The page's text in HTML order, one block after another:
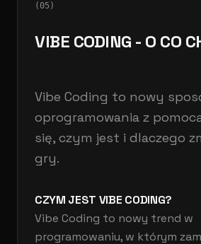
(05 )
VIBE CODING - O CO
Vibe Coding to nowy
oprogramowania z
się, czym jest i dlaczego
gry.
CZYM JEST VIBE CODING?
Vibe Coding to nowy trend w
programowaniu, w którym